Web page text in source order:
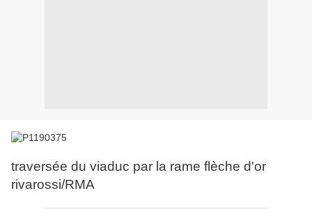
traversée du viaduc par la rame flèche d'or
rivarossi/RMA